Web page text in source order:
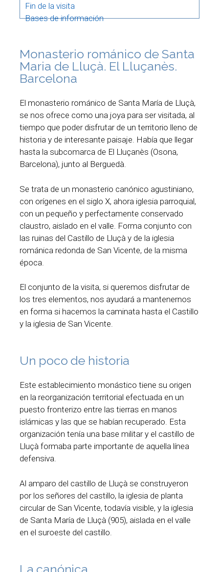
Fin de la visita
Bases de información
Monasterio románico de Santa
Maria de Lluçà. El Lluçanès.
Barcelona
El monasterio románico de Santa María de Lluçà,
se nos ofrece como una joya para ser visitada, al
tiempo que poder disfrutar de un territorio lleno de
historia y de interesante paisaje. Había que llegar
hasta la subcomarca de El Lluçanès (Osona,
Barcelona), junto al Berguedà.
Se trata de un monasterio canónico agustiniano,
con orígenes en el siglo X, ahora iglesia parroquial,
con un pequeño y perfectamente conservado
claustro, aislado en el valle. Forma conjunto con
las ruinas del Castillo de Lluçà y de la iglesia
románica redonda de San Vicente, de la misma
época.
El conjunto de la visita, si queremos disfrutar de
los tres elementos, nos ayudará a mantenernos
en forma si hacemos la caminata hasta el Castillo
y la iglesia de San Vicente.
Un poco de historia
Este establecimiento monástico tiene su origen
en la reorganización territorial efectuada en un
puesto fronterizo entre las tierras en manos
islámicas y las que se habían recuperado. Esta
organización tenía una base militar y el castillo de
Lluçà formaba parte importante de aquella línea
defensiva.
Al amparo del castillo de Lluçà se construyeron
por los señores del castillo, la iglesia de planta
circular de San Vicente, todavía visible, y la iglesia
de Santa María de Lluçà (905), aislada en el valle
en el suroeste del castillo.
La canónica